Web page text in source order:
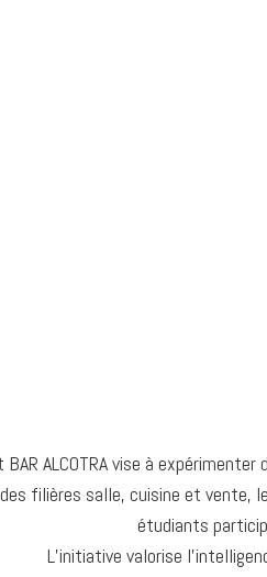
BAR ALCOTRA vise à
filières salle, cuisine et vente,
étudiants
L’initiative valorise